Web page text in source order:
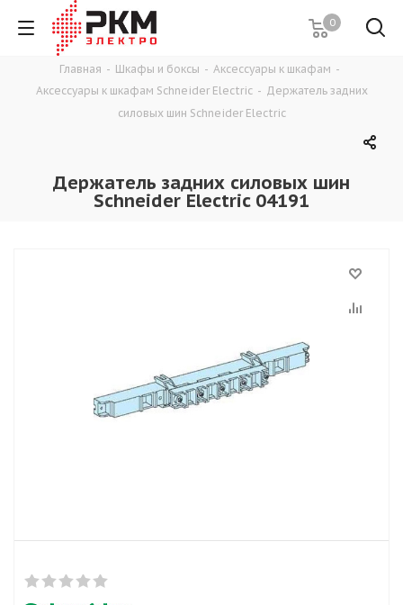
0
Главная - Шкафы и боксы - Аксессуары к шкафам -
Аксессуары к шкафам Schneider Electric - Держатель задних
силовых шин Schneider Electric
Держатель задних силовых шин
Schneider Electric 04191